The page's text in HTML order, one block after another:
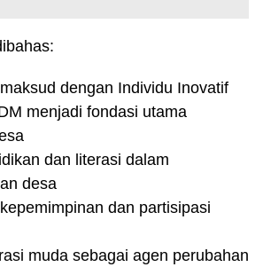
dengan Individu Inovatif
menjadi fondasi utama
dan literasi dalam
desa
dan partisipasi
muda sebagai agen perubahan